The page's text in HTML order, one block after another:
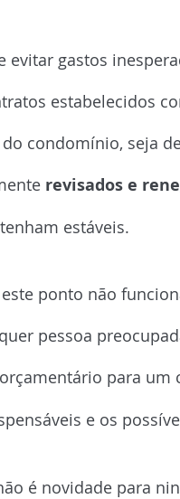
evitar gastos
estabelecidos
condomínio, seja
revisados e
estáveis.
este ponto não
pessoa
para
e os
é novidade para